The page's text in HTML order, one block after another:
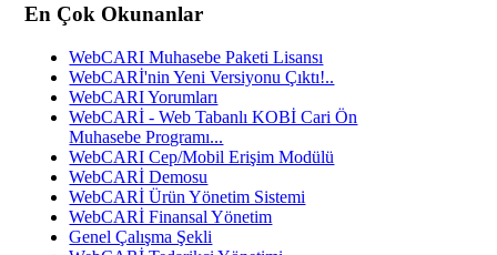
En Çok Okunanlar
WebCARI Muhasebe Paketi Lisansı
WebCARİ'nin Yeni Versiyonu Çıktı!..
WebCARI Yorumları
WebCARİ - Web Tabanlı KOBİ Cari Ön
Muhasebe Programı...
WebCARI Cep/Mobil Erişim Modülü
WebCARİ Demosu
WebCARİ Ürün Yönetim Sistemi
WebCARİ Finansal Yönetim
Genel Çalışma Şekli